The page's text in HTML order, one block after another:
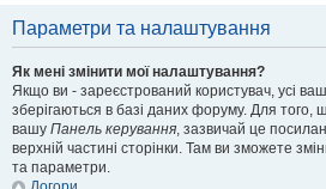
Параметри та налаштування
Як мені змінити мої налаштування?
Якщо ви - зареєстрований користувач, усі
зберігаються в базі даних форуму. Для того,
вашу Панель керування, зазвичай це
верхній частині сторінки. Там ви зможете
та параметри.